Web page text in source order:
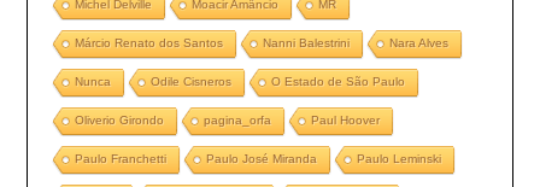
Michel Delville Moacir Amâncio MR
Márcio Renato dos Santos Nanni Balestrini Nara Alves
Nunca Odile Cisneros O Estado de São Paulo
Oliverio Girondo pagina_orfa Paul Hoover
Paulo Franchetti Paulo José Miranda Paulo Leminski